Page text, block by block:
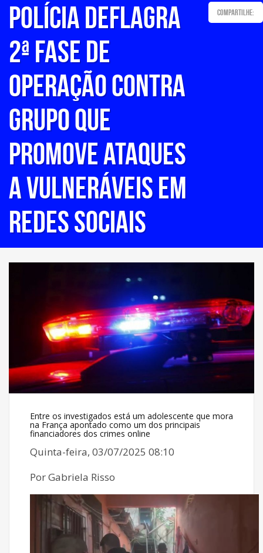
Polícia deflagra
2ª fase de
operação contra
grupo que
promove ataques
a vulneráveis em
redes sociais
Compartilhe:
Entre os investigados está um adolescente que mora
na França apontado como um dos principais
financiadores dos crimes online
Quinta-feira, 03/07/2025 08:10
Por Gabriela Risso